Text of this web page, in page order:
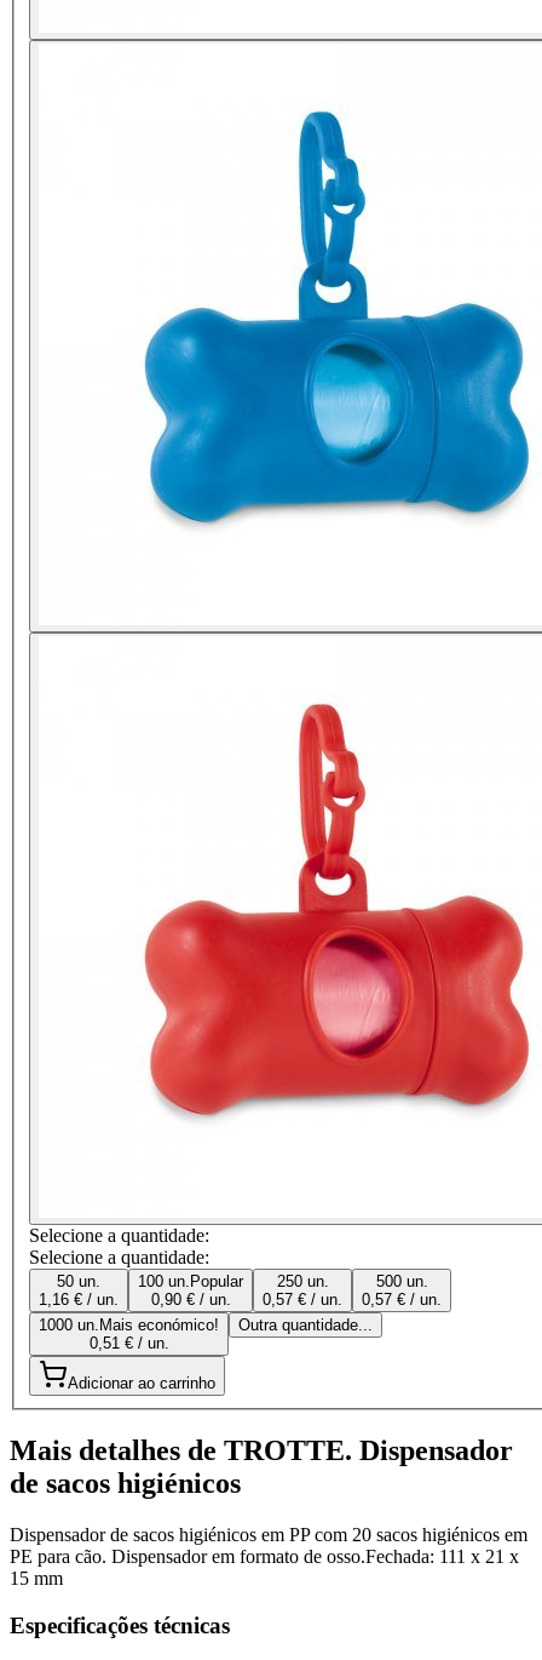
Selecione a quantidade:
Selecione a quantidade:
50 un.
1,16 € / un.
100 un. Popular
0,90 € / un.
250 un.
0,57 € / un.
500 un.
0,57 € / un.
1000 un. Mais económico!
0,51 € / un.
Outra quantidade...
Adicionar ao carrinho
Mais detalhes de TROTTE. Dispensador
de sacos higiénicos
Dispensador de sacos higiénicos em PP com 20 sacos higiénicos em
PE para cão. Dispensador em formato de osso.Fechada: 111 x 21 x
15 mm
Especificações técnicas